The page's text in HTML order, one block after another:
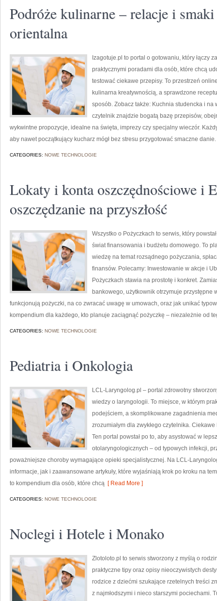
Podróże kulinarne – relacje i
orientalna
Izagotuje.pl to portal o gotowaniu, który łączy
praktycznymi poradami dla osób, które chcą
testować ciekawe przepisy. To przestrzeń
kulinarna kreatywnością, a sprawdzone
sposób. Zobacz także: Kuchnia studencka i
czytelnik znajdzie bogatą bazę przepisów,
wykwintne propozycje, idealne na święta, imprezy czy specjalny wieczór.
aby nawet początkujący kucharz mógł bez stresu przygotować smaczne
CATEGORIES: NOWE TECHNOLOGIE
Lokaty i konta oszczędnościowe i
oszczędzanie na przyszłość
Wszystko o Pożyczkach to serwis, który
świat finansowania i budżetu domowego. To
wiedzę na temat rozsądnego pożyczania,
finansów. Polecamy: Inwestowanie w akcje i
Pożyczkach stawia na prostotę i konkret.
bankowego, użytkownik otrzymuje przystępne
funkcjonują pożyczki, na co zwracać uwagę w umowach, oraz jak unikać
kompendium dla każdego, kto planuje zaciągnąć pożyczkę – niezależnie od
CATEGORIES: NOWE TECHNOLOGIE
Pediatria i Onkologia
LCL-Laryngolog.pl – portal zdrowotny
wiedzy o laryngologii. To miejsce, w którym
podejściem, a skomplikowane zagadnienia
zrozumiałym dla zwykłego czytelnika.
Ten portal powstał po to, aby asystować w
otolaryngologicznych – od typowych infekcji,
poważniejsze choroby wymagające opieki specjalistycznej. Na LCL-
informacje, jak i zaawansowane artykuły, które wyjaśniają krok po kroku na
to kompendium dla osób, które chcą [ Read More ]
CATEGORIES: NOWE TECHNOLOGIE
Noclegi i Hotele i Monako
Zlotoloto.pl to serwis stworzony z myślą o
praktyczne tipy oraz opisy nieoczywistych
rodzice z dziećmi szukające rzetelnych treści
z najmłodszymi i nieco starszymi pociechami.